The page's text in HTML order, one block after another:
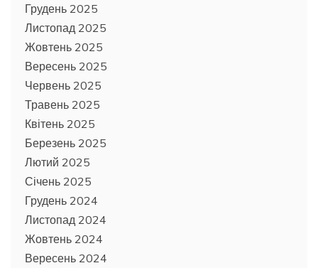
Грудень 2025
Листопад 2025
Жовтень 2025
Вересень 2025
Червень 2025
Травень 2025
Квітень 2025
Березень 2025
Лютий 2025
Січень 2025
Грудень 2024
Листопад 2024
Жовтень 2024
Вересень 2024